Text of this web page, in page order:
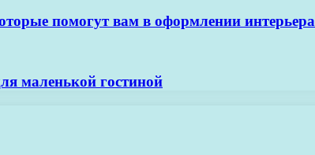
помогут вам в оформлении интерьера
маленькой гостиной